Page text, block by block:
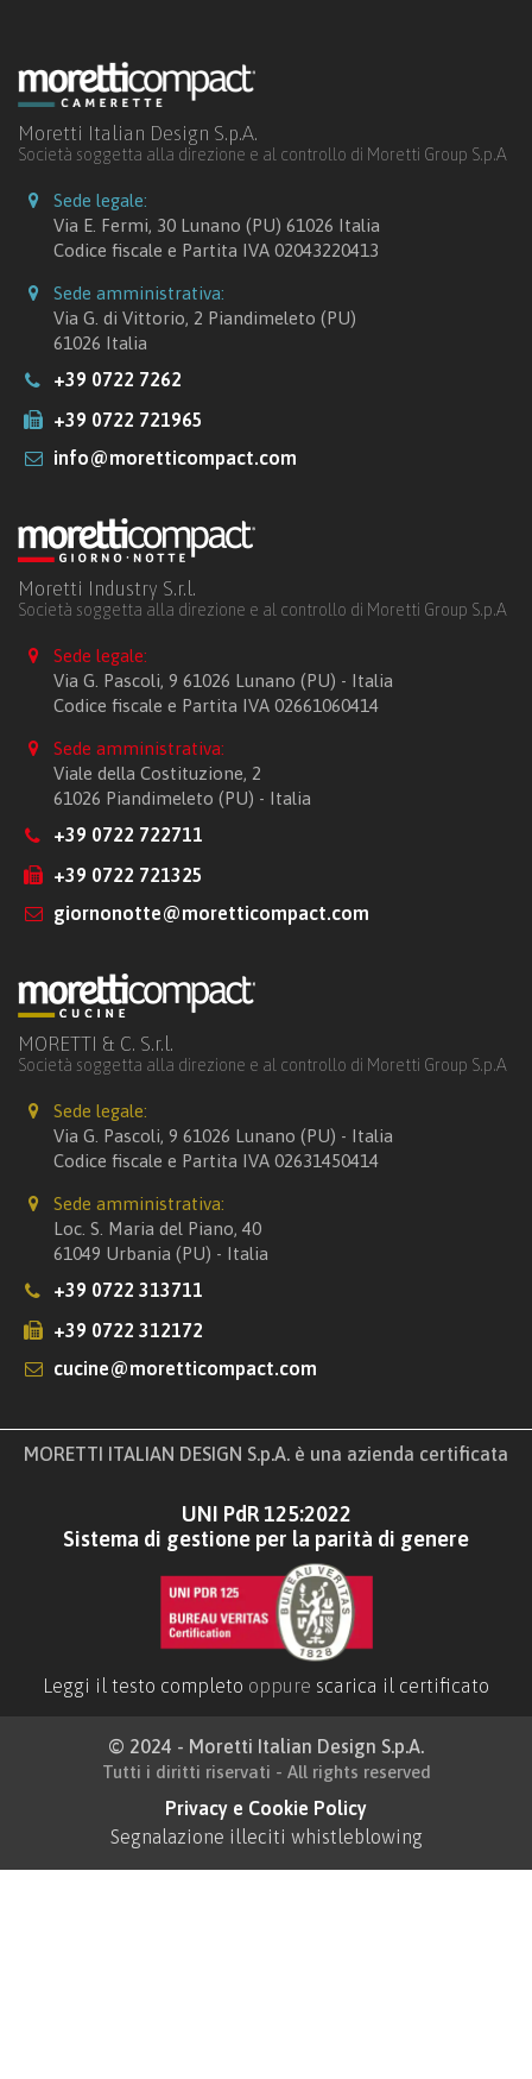
Moretti Italian Design S.p.A.
Società soggetta alla direzione e al controllo di Moretti Group S.p.A
Sede legale:
Via E. Fermi, 30 Lunano (PU) 61026 Italia
Codice fiscale e Partita IVA 02043220413
Sede amministrativa:
Via G. di Vittorio, 2 Piandimeleto (PU)
61026 Italia
+39 0722 7262
+39 0722 721965
info@moretticompact.com
Moretti Industry S.r.l.
Società soggetta alla direzione e al controllo di Moretti Group S.p.A
Sede legale:
Via G. Pascoli, 9 61026 Lunano (PU) - Italia
Codice fiscale e Partita IVA 02661060414
Sede amministrativa:
Viale della Costituzione, 2
61026 Piandimeleto (PU) - Italia
+39 0722 722711
+39 0722 721325
giornonotte@moretticompact.com
MORETTI & C. S.r.l.
Società soggetta alla direzione e al controllo di Moretti Group S.p.A
Sede legale:
Via G. Pascoli, 9 61026 Lunano (PU) - Italia
Codice fiscale e Partita IVA 02631450414
Sede amministrativa:
Loc. S. Maria del Piano, 40
61049 Urbania (PU) - Italia
+39 0722 313711
+39 0722 312172
cucine@moretticompact.com
MORETTI ITALIAN DESIGN S.p.A. è una azienda certificata
UNI PdR 125:2022
Sistema di gestione per la parità di genere
Leggi il testo completo oppure scarica il certificato
© 2024 - Moretti Italian Design S.p.A.
Tutti i diritti riservati - All rights reserved
Privacy e Cookie Policy
Segnalazione illeciti whistleblowing